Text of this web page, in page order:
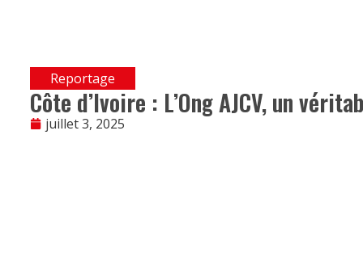
Reportage
Côte d’Ivoire : L’Ong AJCV, un
juillet 3, 2025